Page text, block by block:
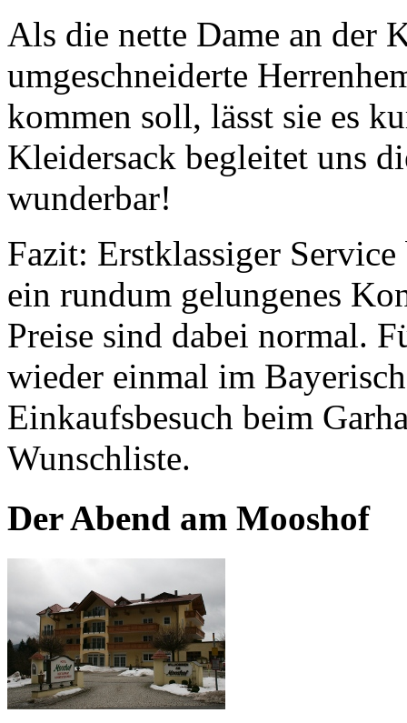
Als die nette Dame an der
umgeschneiderte
kommen soll, lässt sie es
Kleidersack begleitet uns
wunderbar!
Fazit: Erstklassiger
ein rundum gelungenes
Preise sind dabei normal.
wieder einmal im
Einkaufsbesuch beim
Wunschliste.
Der Abend am Mooshof